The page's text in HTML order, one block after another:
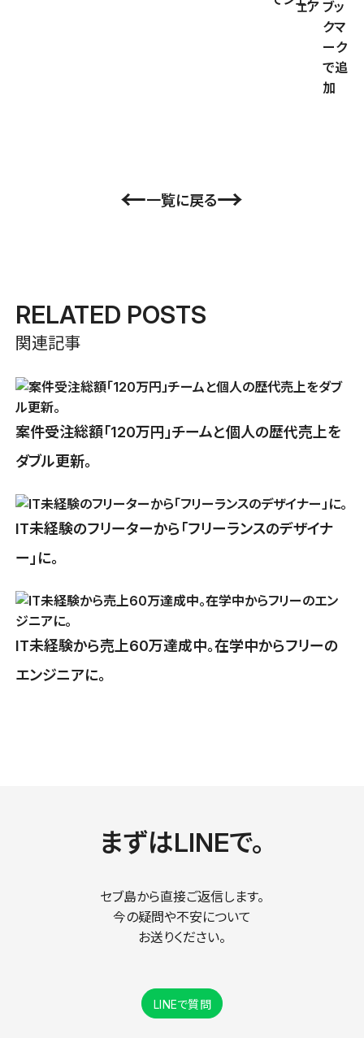
←一覧に戻る→
RELATED POSTS
関連記事
案件受注総額「120万円」チームと個人の歴代売上を
ダブル更新。
IT未経験のフリーターから「フリーランスのデザイナ
ー」に。
IT未経験から売上60万達成中。在学中からフリーの
エンジニアに。
まずはLINEで。
セブ島から直接ご返信します。
今の疑問や不安について
お送りください。
LINEで質問